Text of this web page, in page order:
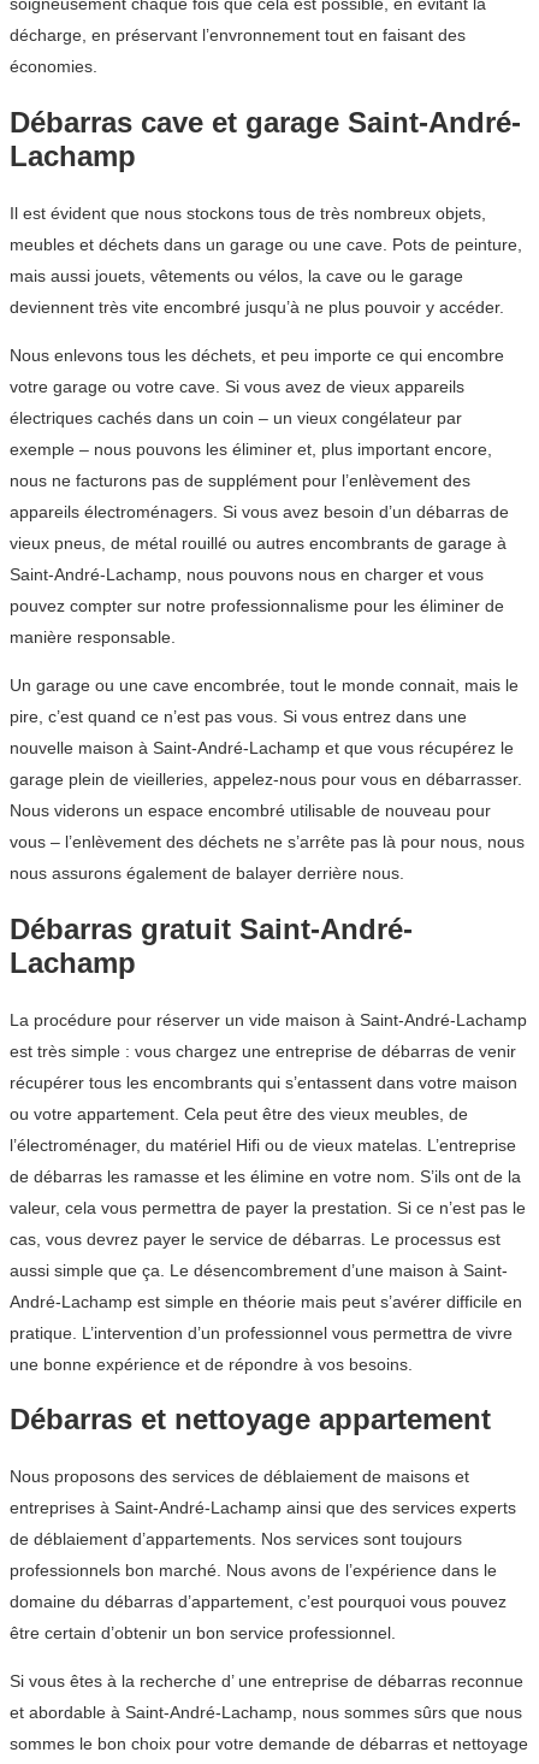
décharge, en préservant l’envronnement tout en faisant des
économies.
Débarras cave et garage Saint-André-
Lachamp
Il est évident que nous stockons tous de très nombreux objets,
meubles et déchets dans un garage ou une cave. Pots de peinture,
mais aussi jouets, vêtements ou vélos, la cave ou le garage
deviennent très vite encombré jusqu’à ne plus pouvoir y accéder.
Nous enlevons tous les déchets, et peu importe ce qui encombre
votre garage ou votre cave. Si vous avez de vieux appareils
électriques cachés dans un coin – un vieux congélateur par
exemple – nous pouvons les éliminer et, plus important encore,
nous ne facturons pas de supplément pour l’enlèvement des
appareils électroménagers. Si vous avez besoin d’un débarras de
vieux pneus, de métal rouillé ou autres encombrants de garage à
Saint-André-Lachamp, nous pouvons nous en charger et vous
pouvez compter sur notre professionnalisme pour les éliminer de
manière responsable.
Un garage ou une cave encombrée, tout le monde connait, mais le
pire, c’est quand ce n’est pas vous. Si vous entrez dans une
nouvelle maison à Saint-André-Lachamp et que vous récupérez le
garage plein de vieilleries, appelez-nous pour vous en débarrasser.
Nous viderons un espace encombré utilisable de nouveau pour
vous – l’enlèvement des déchets ne s’arrête pas là pour nous, nous
nous assurons également de balayer derrière nous.
Débarras gratuit Saint-André-
Lachamp
La procédure pour réserver un vide maison à Saint-André-Lachamp
est très simple : vous chargez une entreprise de débarras de venir
récupérer tous les encombrants qui s’entassent dans votre maison
ou votre appartement. Cela peut être des vieux meubles, de
l’électroménager, du matériel Hifi ou de vieux matelas. L’entreprise
de débarras les ramasse et les élimine en votre nom. S’ils ont de la
valeur, cela vous permettra de payer la prestation. Si ce n’est pas le
cas, vous devrez payer le service de débarras. Le processus est
aussi simple que ça. Le désencombrement d’une maison à Saint-
André-Lachamp est simple en théorie mais peut s’avérer difficile en
pratique. L’intervention d’un professionnel vous permettra de vivre
une bonne expérience et de répondre à vos besoins.
Débarras et nettoyage appartement
Nous proposons des services de déblaiement de maisons et
entreprises à Saint-André-Lachamp ainsi que des services experts
de déblaiement d’appartements. Nos services sont toujours
professionnels bon marché. Nous avons de l’expérience dans le
domaine du débarras d’appartement, c’est pourquoi vous pouvez
être certain d’obtenir un bon service professionnel.
Si vous êtes à la recherche d’ une entreprise de débarras reconnue
et abordable à Saint-André-Lachamp, nous sommes sûrs que nous
sommes le bon choix pour votre demande de débarras et nettoyage